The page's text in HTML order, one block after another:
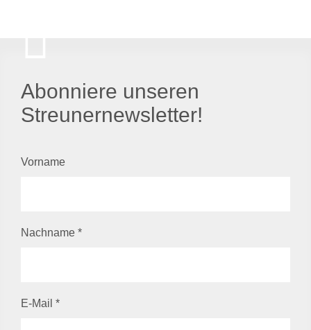
Abonniere unseren
Streunernewsletter!
Vorname
Nachname *
E-Mail *